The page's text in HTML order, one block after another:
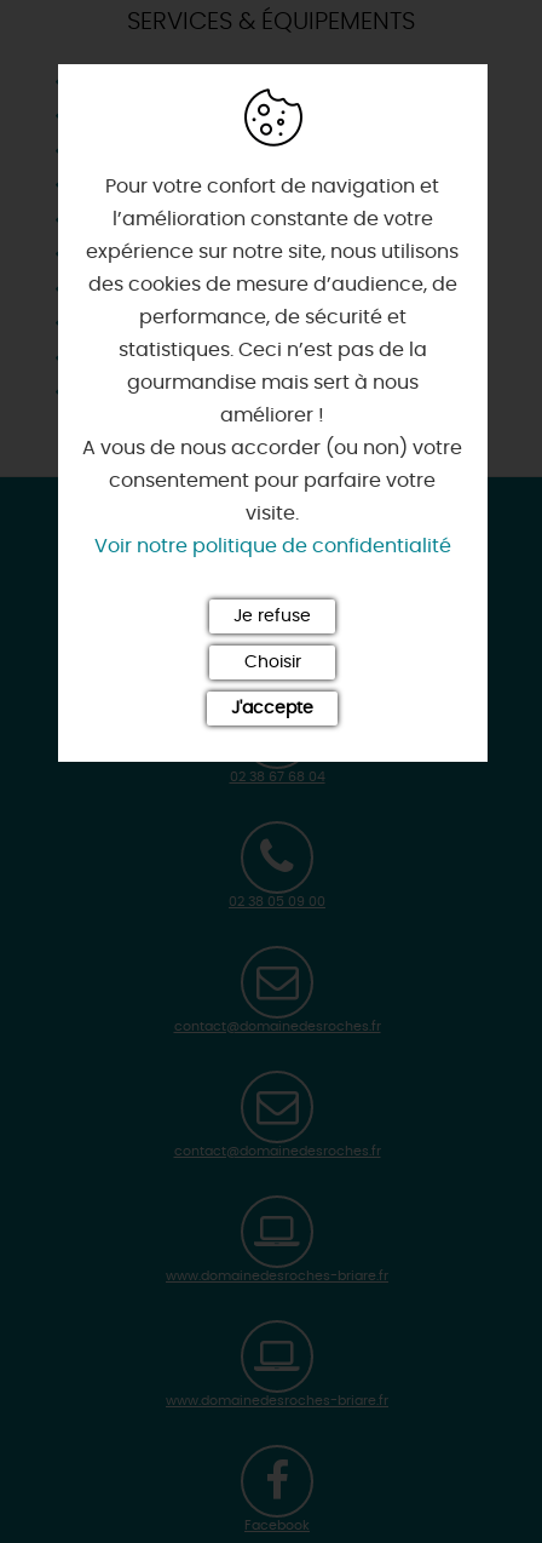
SERVICES & ÉQUIPEMENTS
Equipement projection
Micro
Paperboard
Parc
Télévision
Vestiaire
Vidéoprojecteur
CONTACT & LOCALISATION
Le Domaine des Roches
2, rue de la Plaine
45250 BRIARE
02 38 67 68 04
02 38 05 09 00
contact@domainedesroches.fr
contact@domainedesroches.fr
www.domainedesroches-briare.fr
www.domainedesroches-briare.fr
Facebook
Pour votre confort de navigation et
l’amélioration constante de votre
expérience sur notre site, nous utilisons
des cookies de mesure d’audience, de
performance, de sécurité et
statistiques. Ceci n’est pas de la
gourmandise mais sert à nous
améliorer !
A vous de nous accorder (ou non) votre
consentement pour parfaire votre
visite.
Voir notre politique de confidentialité
Je refuse
Choisir
J'accepte